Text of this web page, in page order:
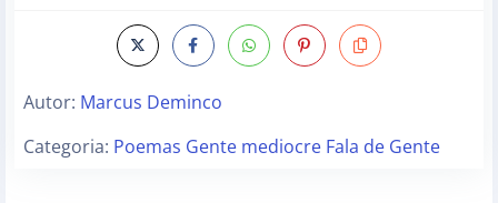
Autor: Marcus Deminco
Categoria: Poemas Gente mediocre Fala de Gente